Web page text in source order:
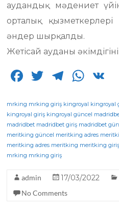
аудандық мәдениет
орталық қызметкерлері
әндер шырқалды.
Жетісай ауданы
F
c
e
b
o
o
k
T
it
te
r
T
e
g
ra
W
a
ts
A
p
mrking mrking giriş kingroyal kingroyal
kingroyal giriş kingroyal güncel
madridbet madridbet giriş madridbet
meritking güncel meritking adres
meritking adres meritking meritking giriş
mrking mrking giriş
admin 17/03/2022
No Comments